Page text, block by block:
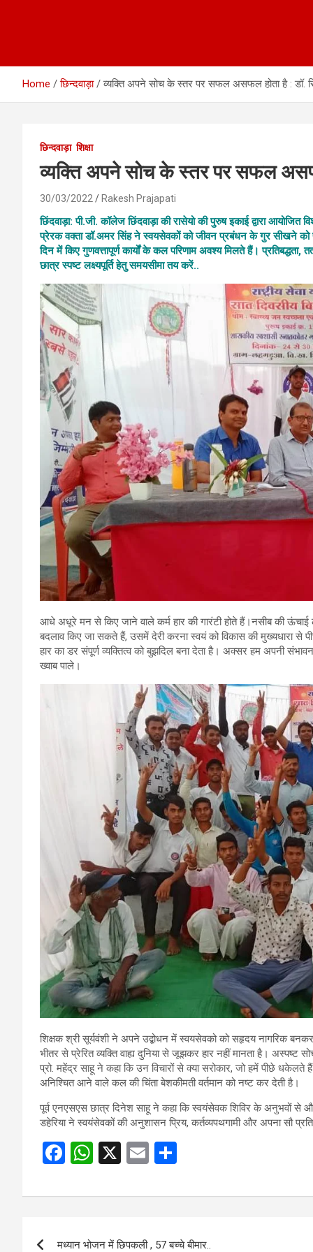
Home छिन्दवाड़ा व्यक्ति अपने सोच के स्तर पर सफल असफल होता है : डॉ.
छिन्दवाड़ा शिक्षा
व्यक्ति अपने सोच के स्तर पर सफल
30/03/2022 Rakesh Prajapati
छिंदवाड़ा: पी.जी. कॉलेज छिंदवाड़ा की रासेयो की पुरुष इकाई द्वारा
प्रेरक वक्ता डॉ.अमर सिंह ने स्वयसेवकों को जीवन प्रबंधन के गुर सीखने
दिन में किए गुणवत्तापूर्ण कार्यों के कल परिणाम अवश्य मिलते हैं।
छात्र स्पष्ट लक्ष्यपूर्ति हेतु समयसीमा तय करें..
आधे अधूरे मन से किए जाने वाले कर्म हार की गारंटी होते हैं।नसीब की ऊंचाई
बदलाव किए जा सकते हैं, उसमें देरी करना स्वयं को विकास की मुख्यधारा
हार का डर संपूर्ण व्यक्तित्व को बुझदिल बना देता है। अक्सर हम अपनी
ख्वाब पाले।
शिक्षक श्री सूर्यवंशी ने अपने उद्बोधन में स्वयसेवको को सहृदय नागरिक
भीतर से प्रेरित व्यक्ति वाह्य दुनिया से जूझकर हार नहीं मानता है।
प्रो. महेंद्र साहू ने कहा कि उन विचारों से क्या सरोकार, जो हमें पीछे
अनिश्चित आने वाले कल की चिंता बेशकीमती वर्तमान को नष्ट कर देती है।
पूर्व एनएसएस छात्र दिनेश साहू ने कहा कि स्वयंसेवक शिविर के अनुभवों
डहेरिया ने स्वयंसेवकों की अनुशासन प्रिय, कर्तव्यपथगामी और अपना सौ
F
ce
o
W
at
A
X
E
ail ar
मध्यान भोजन में छिपकली , 57 बच्चे बीमार..